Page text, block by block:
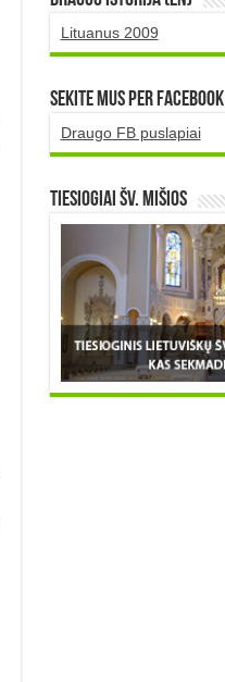
Lituanus 2009
Sekite mus per Facebook
Draugo FB puslapiai
TIESIOGIAI šv. MIŠIOS